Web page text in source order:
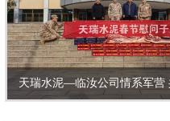
天瑞水泥—临汝公司情系军营